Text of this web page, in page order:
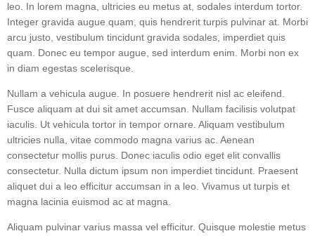
leo. In lorem magna, ultricies eu metus at, sodales interdum tortor.
Integer gravida augue quam, quis hendrerit turpis pulvinar at. Morbi
arcu justo, vestibulum tincidunt gravida sodales, imperdiet quis
quam. Donec eu tempor augue, sed interdum enim. Morbi non ex
in diam egestas scelerisque.
Nullam a vehicula augue. In posuere hendrerit nisl ac eleifend.
Fusce aliquam at dui sit amet accumsan. Nullam facilisis volutpat
iaculis. Ut vehicula tortor in tempor ornare. Aliquam vestibulum
ultricies nulla, vitae commodo magna varius ac. Aenean
consectetur mollis purus. Donec iaculis odio eget elit convallis
consectetur. Nulla dictum ipsum non imperdiet tincidunt. Praesent
aliquet dui a leo efficitur accumsan in a leo. Vivamus ut turpis et
magna lacinia euismod ac at magna.
Aliquam pulvinar varius massa vel efficitur. Quisque molestie metus